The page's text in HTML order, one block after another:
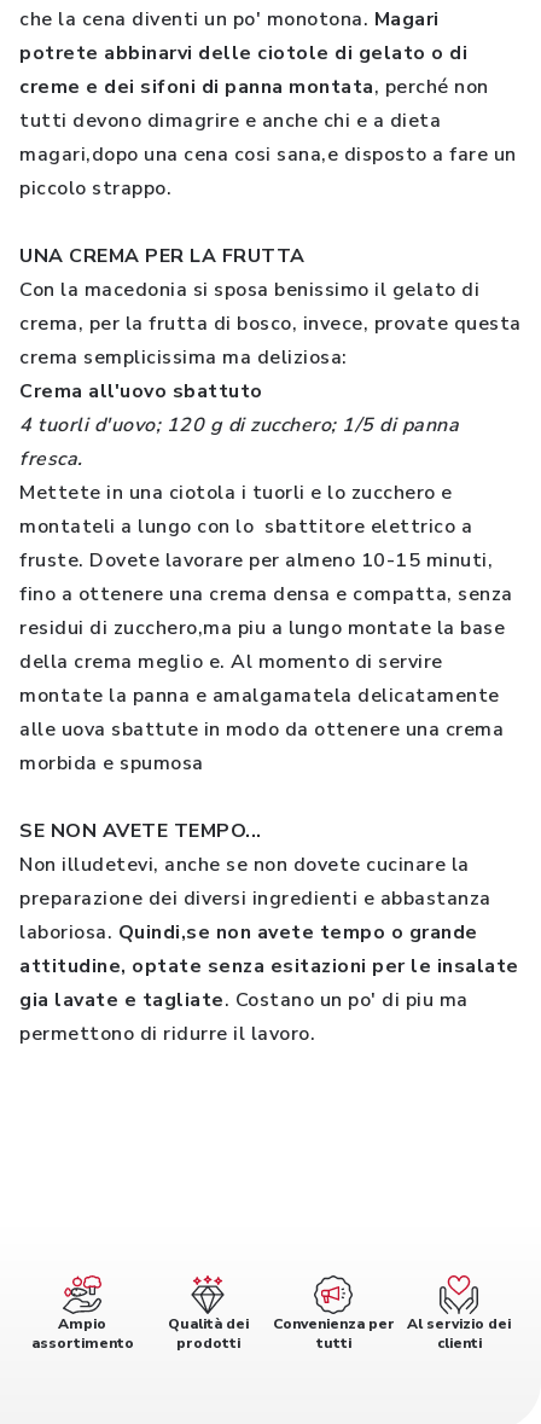
che la cena diventi un po' monotona. Magari
potrete abbinarvi delle ciotole di gelato o di
creme e dei sifoni di panna montata, perché non
tutti devono dimagrire e anche chi e a dieta
magari,dopo una cena cosi sana,e disposto a fare un
piccolo strappo.
UNA CREMA PER LA FRUTTA
Con la macedonia si sposa benissimo il gelato di
crema, per la frutta di bosco, invece, provate questa
crema semplicissima ma deliziosa:
Crema all'uovo sbattuto
4 tuorli d'uovo; 120 g di zucchero; 1/5 di panna
fresca.
Mettete in una ciotola i tuorli e lo zucchero e
montateli a lungo con lo sbattitore elettrico a
fruste. Dovete lavorare per almeno 10-15 minuti,
fino a ottenere una crema densa e compatta, senza
residui di zucchero,ma piu a lungo montate la base
della crema meglio e. Al momento di servire
montate la panna e amalgamatela delicatamente
alle uova sbattute in modo da ottenere una crema
morbida e spumosa
SE NON AVETE TEMPO...
Non illudetevi, anche se non dovete cucinare la
preparazione dei diversi ingredienti e abbastanza
laboriosa. Quindi,se non avete tempo o grande
attitudine, optate senza esitazioni per le insalate
gia lavate e tagliate. Costano un po' di piu ma
permettono di ridurre il lavoro.
Ampio
assortimento
Qualità dei
prodotti
Convenienza per
tutti
Al servizio dei
clienti